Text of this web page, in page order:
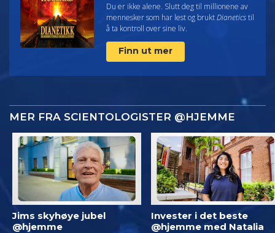
Du er ikke alene. Slutt deg til millionene av
mennesker som har lest og bruktDianeticstil
å ta kontroll over sine liv.
Finn ut mer
MER FRA SCIENTOLOGISTER @HJEMME
Jims skyhøye jubel
@hjemme
Invester i det beste
@hjemme med Natalia